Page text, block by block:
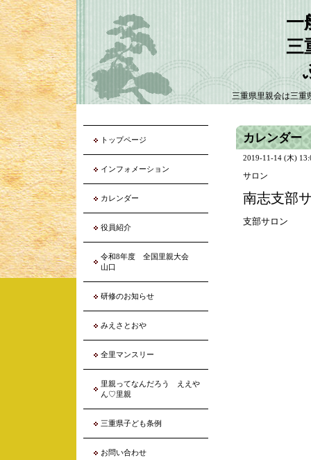
一
三
三重県里親会は三重
カレンダー
2019-11-14 (木)
サロン
南志支部
支部サロン
トップページ
インフォメーション
カレンダー
役員紹介
令和8年度 全国里親大会
山口
研修のお知らせ
みえさとおや
全里マンスリー
里親ってなんだろう ええや
ん♡里親
三重県子ども条例
お問い合わせ